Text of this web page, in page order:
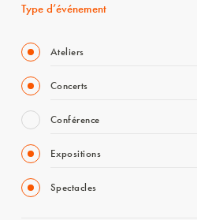
Type d’événement
Ateliers
Concerts
Conférence
Expositions
Spectacles